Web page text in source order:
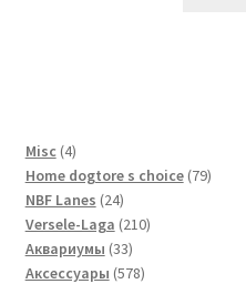
Misc 44
товара
Home dogtore s choice 7979
NBF Lanes 2424
товара
Versele-Laga 210210
Аквариумы 3333
товара
Аксессуары 578578